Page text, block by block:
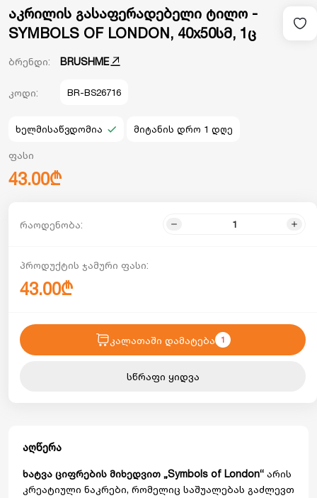
აკრილის გასაფერადებელი ტილო -
SYMBOLS OF LONDON, 40x50სმ, 1ც
ბრენდი: BRUSHME
კოდი: BR-BS26716
ხელმისაწვდომია მიტანის დრო 1 დღე
ფასი
43.00₾
რაოდენობა:
პროდუქტის ჯამური ფასი:
43.00₾
კალათაში დამატება 1
სწრაფი ყიდვა
აღწერა
ხატვა ციფრების მიხედვით „Symbols of London“ არის
კრეატიული ნაკრები, რომელიც საშუალებას გაძლევთ